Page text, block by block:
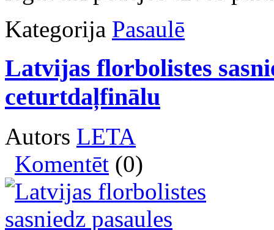
Kategorija Pasaulē
Latvijas florbolistes
ceturtdaļfinālu
Autors LETA
Komentēt (0)